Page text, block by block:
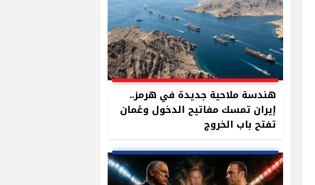
هندسة ملاحية جديدة في هرمز..
إيران تمسك مفاتيح الدخول وعُمان
تفتح باب الخروج